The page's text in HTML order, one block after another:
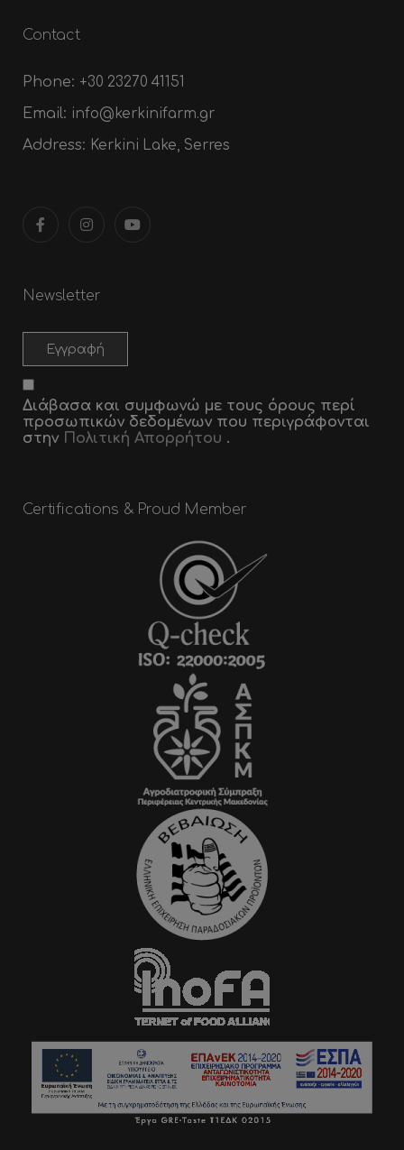
Contact
Phone: +30 23270 41151
Email: info@kerkinifarm.gr
Address: Kerkini Lake, Serres
Newsletter
Διάβασα και συμφωνώ με τους όρους περί
προσωπικών δεδομένων που περιγράφονται
στην
Πολιτική Απορρήτου .
Certifications & Proud Member